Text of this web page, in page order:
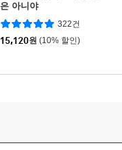
은 아니야
322건
15,120원 (10% 할인)